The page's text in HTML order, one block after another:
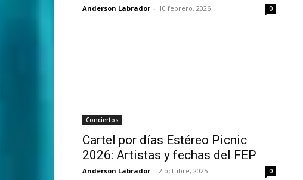
Anderson Labrador - 10 febrero, 2026 0
Conciertos
Cartel por días Estéreo Picnic
2026: Artistas y fechas del FEP
Anderson Labrador - 2 octubre, 2025 0